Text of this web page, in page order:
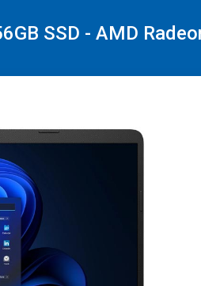
SSD - AMD